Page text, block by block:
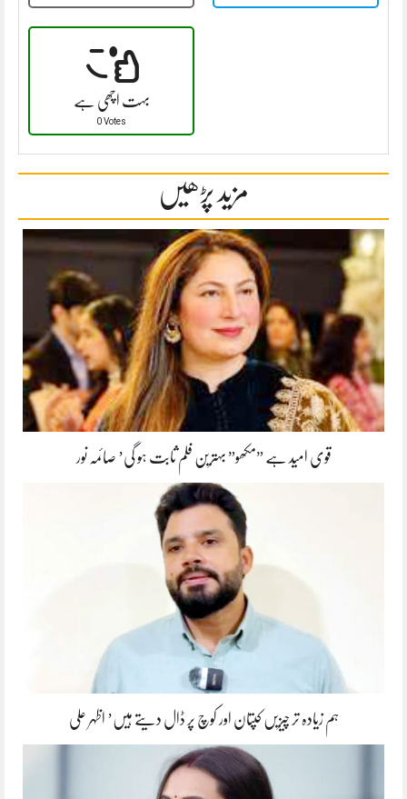
بہت اچھی ہے
0 Votes
مزید پڑھیں
قوی امید ہے ”مکھو” بہترین فلم ثابت ہو گی’ صائمہ نور
ہم زیادہ تر چیزیں کپتان اور کوچ پر ڈال دیتے ہیں’ اظہر علی